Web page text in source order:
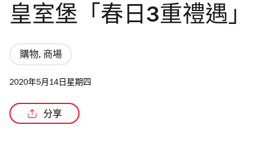
皇室堡「春日3重禮遇」
購物, 商場
2020年5月14日星期四
分享